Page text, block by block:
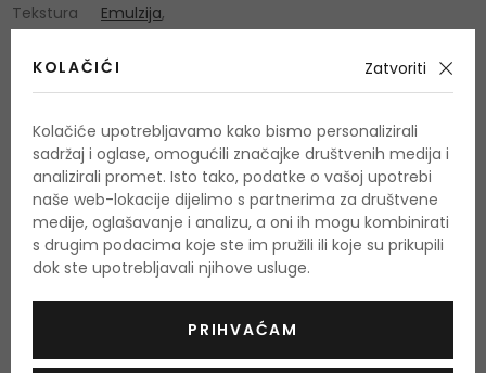
Tekstura Emulzija,
OSTALI PROIZVODI IZ ASORTIMANA
Collistar Tan Without
Sunshine
KOLAČIĆI Zatvoriti
Kolačiće upotrebljavamo kako bismo personalizirali
sadržaj i oglase, omogućili značajke društvenih medija i
analizirali promet. Isto tako, podatke o vašoj upotrebi
naše web-lokacije dijelimo s partnerima za društvene
medije, oglašavanje i analizu, a oni ih mogu kombinirati
s drugim podacima koje ste im pružili ili koje su prikupili
dok ste upotrebljavali njihove usluge.
PRIHVAĆAM